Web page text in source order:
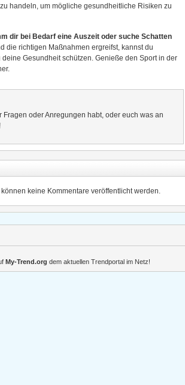
handeln, um mögliche gesundheitliche Risiken zu
dir bei Bedarf eine Auszeit oder suche Schatten
die richtigen Maßnahmen ergreifst, kannst du
Gesundheit schützen. Genieße den Sport in der
Fragen oder Anregungen habt, oder euch was an
keine Kommentare veröffentlicht werden.
My-Trend.org dem aktuellen Trendportal im Netz!